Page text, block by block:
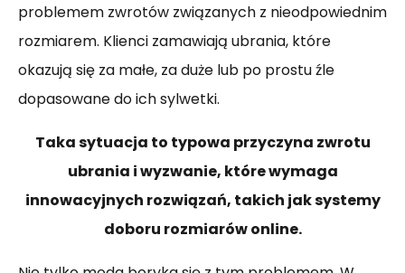
problemem zwrotów związanych z nieodpowiednim
rozmiarem. Klienci zamawiają ubrania, które
okazują się za małe, za duże lub po prostu źle
dopasowane do ich sylwetki.
Taka sytuacja to typowa przyczyna zwrotu
ubrania i wyzwanie, które wymaga
innowacyjnych rozwiązań, takich jak systemy
doboru rozmiarów online.